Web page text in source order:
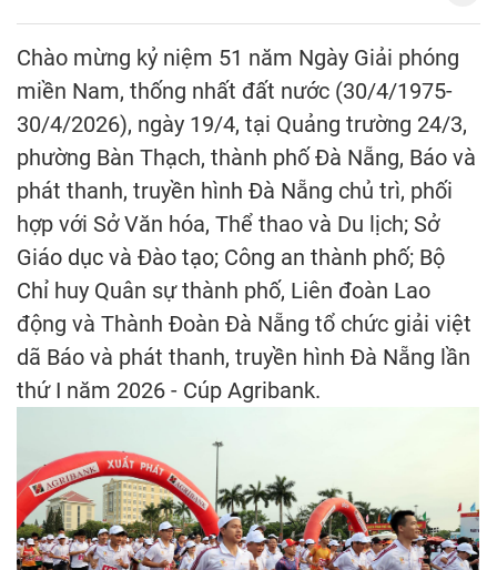
Chào mừng kỷ niệm 51 năm Ngày Giải phóng
miền Nam, thống nhất đất nước (30/4/1975-
30/4/2026), ngày 19/4, tại Quảng trường 24/3,
phường Bàn Thạch, thành phố Đà Nẵng, Báo và
phát thanh, truyền hình Đà Nẵng chủ trì, phối
hợp với Sở Văn hóa, Thể thao và Du lịch; Sở
Giáo dục và Đào tạo; Công an thành phố; Bộ
Chỉ huy Quân sự thành phố, Liên đoàn Lao
động và Thành Đoàn Đà Nẵng tổ chức giải việt
dã Báo và phát thanh, truyền hình Đà Nẵng lần
thứ I năm 2026 - Cúp Agribank.